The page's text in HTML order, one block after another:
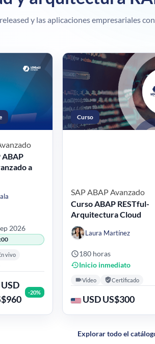
y las aplicaciones empresariales con
ABAP
a
2026
vivo
USD
-20%
Curso
SAP ABAP Avanzado
Curso ABAP RESTful-
Arquitectura Cloud
Laura Martínez
180 horas
Inicio inmediato
Video Certificado
USD US$300
Explorar todo el